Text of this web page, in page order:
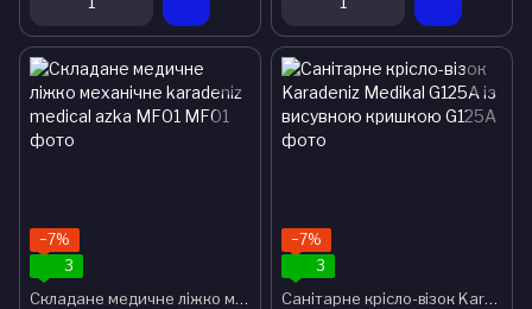
−7%
3
Складане медичне ліжко механічне karadeniz medical azka MF01
−7%
3
Санітарне крісло-візок Karadeniz Medikal G125A із висувною кришкою